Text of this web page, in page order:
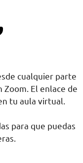
cualquier parte
Zoom. El enlace de
tu aula virtual.
para que puedas